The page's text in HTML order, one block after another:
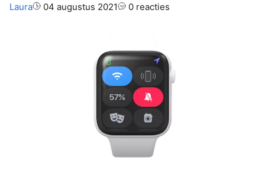
Auteur:
Laura 04 augustus 2021 0 reacties